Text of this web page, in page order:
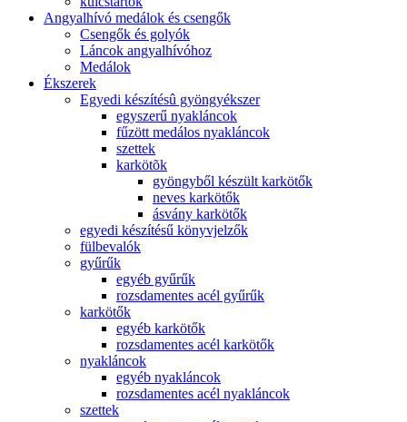
Angyalhívó medálok és csengők
Csengők és golyók
Láncok angyalhívóhoz
Medálok
Ékszerek
Egyedi készítésû gyöngyékszer
egyszerű nyakláncok
fűzött medálos nyakláncok
szettek
karkötõk
gyöngyből készült karkötők
neves karkötők
ásvány karkötők
egyedi készítésű könyvjelzők
fülbevalók
gyűrűk
egyéb gyűrűk
rozsdamentes acél gyűrűk
karkötők
egyéb karkötők
rozsdamentes acél karkötők
nyakláncok
egyéb nyakláncok
rozsdamentes acél nyakláncok
szettek